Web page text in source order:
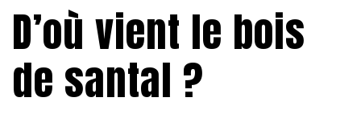
D’où vient le bois
de santal ?